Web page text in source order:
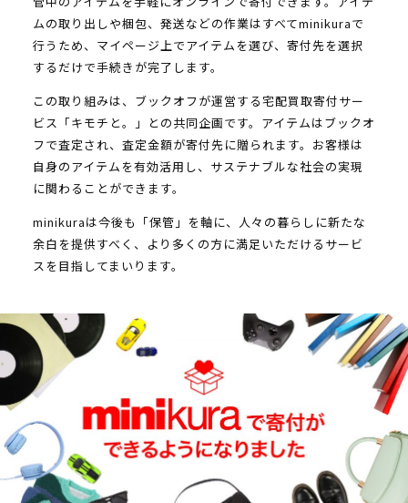
ムの取り出しや梱包、発送などの作業はすべてminikuraで
行うため、マイページ上でアイテムを選び、寄付先を選択
するだけで手続きが完了します。
この取り組みは、ブックオフが運営する宅配買取寄付サー
ビス「キモチと。」との共同企画です。アイテムはブックオ
フで査定され、査定金額が寄付先に贈られます。お客様は
自身のアイテムを有効活用し、サステナブルな社会の実現
に関わることができます。
minikuraは今後も「保管」を軸に、人々の暮らしに新たな
余白を提供すべく、より多くの方に満足いただけるサービ
スを目指してまいります。